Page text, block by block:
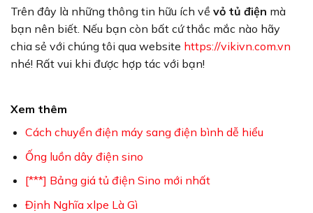
Trên đây là những thông tin hữu ích về vỏ tủ điện mà
bạn nên biết. Nếu bạn còn bất cứ thắc mắc nào hãy
chia sẻ với chúng tôi qua website https://vikivn.com.vn
nhé! Rất vui khi được hợp tác với bạn!
Xem thêm
Cách chuyển điện máy sang điện bình dễ hiểu
Ống luồn dây điện sino
[***] Bảng giá tủ điện Sino mới nhất
Định Nghĩa xlpe Là Gì